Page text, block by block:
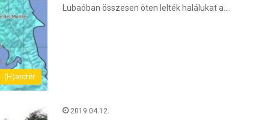
(H)arctér
Lubaóban összesen öten lelték halálukat a…
2019.04.12.